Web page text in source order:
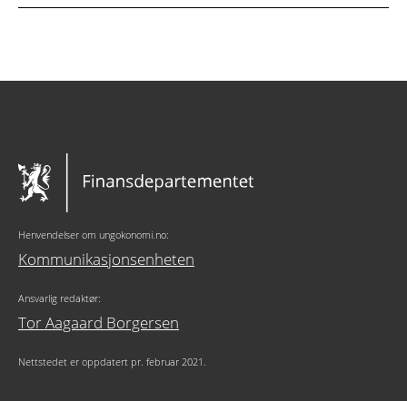
Henvendelser om ungokonomi.no:
Kommunikasjonsenheten
Ansvarlig redaktør:
Tor Aagaard Borgersen
Nettstedet er oppdatert pr. februar 2021.